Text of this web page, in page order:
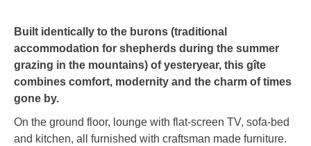
Built identically to the burons (traditional
accommodation for shepherds during the summer
grazing in the mountains) of yesteryear, this gîte
combines comfort, modernity and the charm of times
gone by.
On the ground floor, lounge with flat-screen TV, sofa-bed
and kitchen, all furnished with craftsman made furniture.